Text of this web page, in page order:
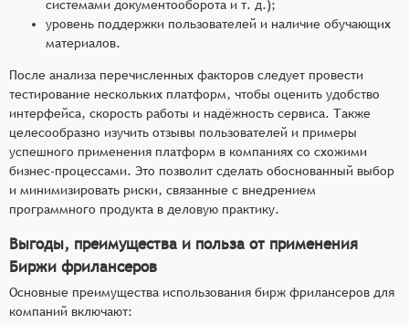
системами документооборота и т. д.);
уровень поддержки пользователей и наличие обучающих
материалов.
После анализа перечисленных факторов следует провести
тестирование нескольких платформ, чтобы оценить удобство
интерфейса, скорость работы и надёжность сервиса. Также
целесообразно изучить отзывы пользователей и примеры
успешного применения платформ в компаниях со схожими
бизнес-процессами. Это позволит сделать обоснованный выбор
и минимизировать риски, связанные с внедрением
программного продукта в деловую практику.
Выгоды, преимущества и польза от применения
Биржи фрилансеров
Основные преимущества использования бирж фрилансеров для
компаний включают: